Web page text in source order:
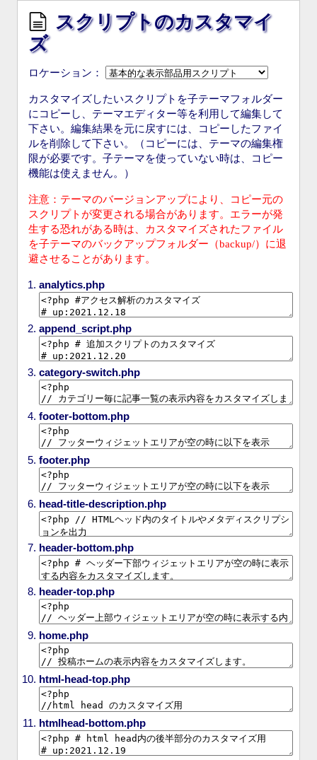
スクリプトのカスタマイ
ズ
ロケーション：
カスタマイズしたいスクリプトを子テーマフォルダー
にコピーし、テーマエディター等を利用して編集して
下さい。編集結果を元に戻すには、コピーしたファイ
ルを削除して下さい。（コピーには、テーマの編集権
限が必要です。子テーマを使っていない時は、コピー
機能は使えません。）
注意：テーマのバージョンアップにより、コピー元の
スクリプトが変更される場合があります。エラーが発
生する恐れがある時は、カスタマイズされたファイル
を子テーマのバックアップフォルダー（backup/）に退
避させることがあります。
analytics.php
append_script.php
category-switch.php
footer-bottom.php
footer.php
head-title-description.php
header-bottom.php
header-top.php
home.php
html-head-top.php
htmlhead-bottom.php